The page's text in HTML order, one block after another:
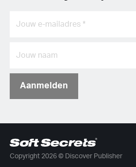
Aanmelden
Copyright 2026 © Discover Publisher